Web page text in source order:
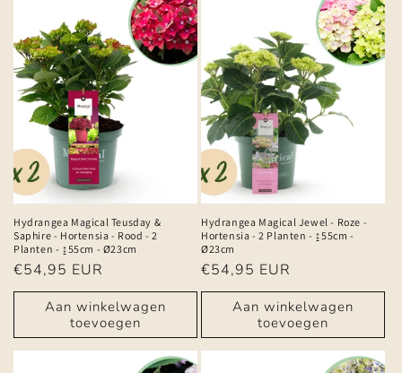
Hydrangea Magical Teusday &
Saphire - Hortensia - Rood - 2
Planten - ↨55cm - Ø23cm
Normale
prijs
€54,95 EUR
Aan winkelwagen
toevoegen
Hydrangea Magical Jewel - Roze -
Hortensia - 2 Planten - ↨55cm -
Ø23cm
Normale
prijs
€54,95 EUR
Aan winkelwagen
toevoegen